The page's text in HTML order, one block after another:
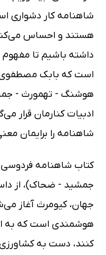
شاهنامه کار دشواری
هستند و احساس
داشته باشیم تا
است که بابک مصطفوی
هوشنگ - تهمورث -
ادبیات کنارمان قرار
شاهنامه را برایمان
کتاب شاهنامه
جمشید - ضحاک)، از
جهان، کیومرث آغاز
هوشمندی است که به
کنند، دست به کشاورزی